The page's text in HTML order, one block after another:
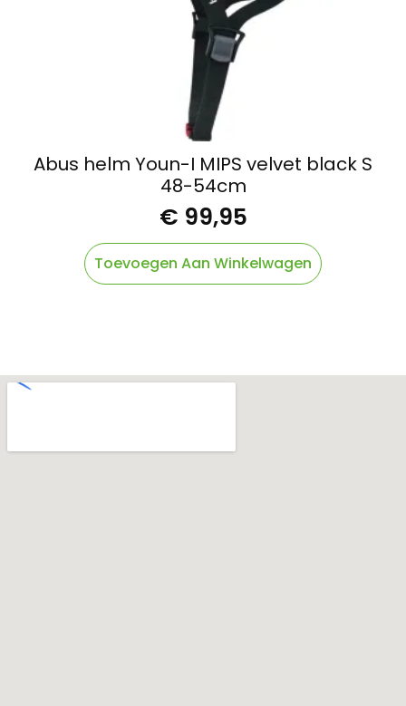
Abus helm Youn-I MIPS velvet black S
48-54cm
€ 99,95
Toevoegen Aan Winkelwagen